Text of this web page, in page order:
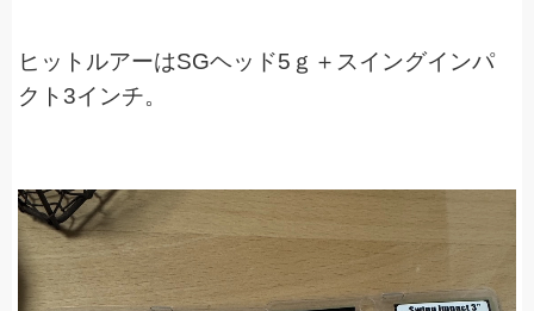
ヒットルアーはSGヘッド5ｇ＋スイングインパ
クト3インチ。